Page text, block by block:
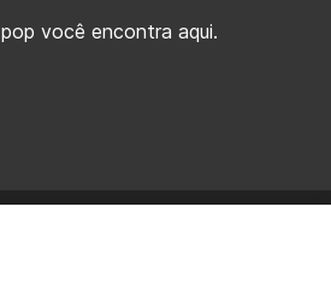
você encontra aqui.